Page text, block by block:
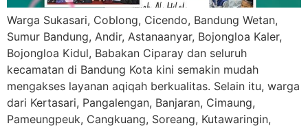
Warga Sukasari, Coblong, Cicendo, Bandung Wetan,
Sumur Bandung, Andir, Astanaanyar, Bojongloa Kaler,
Bojongloa Kidul, Babakan Ciparay dan seluruh
kecamatan di Bandung Kota kini semakin mudah
mengakses layanan aqiqah berkualitas. Selain itu, warga
dari Kertasari, Pangalengan, Banjaran, Cimaung,
Pameungpeuk, Cangkuang, Soreang, Kutawaringin,